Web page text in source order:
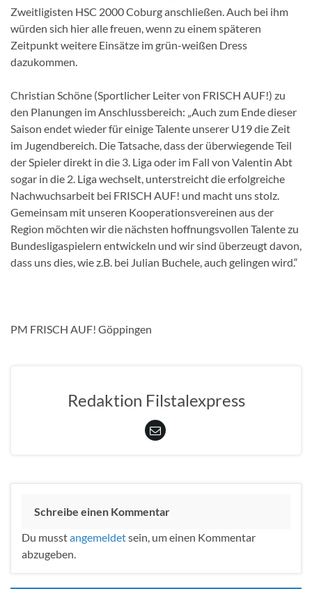
Zweitligisten HSC 2000 Coburg anschließen. Auch bei ihm
würden sich hier alle freuen, wenn zu einem späteren
Zeitpunkt weitere Einsätze im grün-weißen Dress
dazukommen.
Christian Schöne (Sportlicher Leiter von FRISCH AUF!) zu
den Planungen im Anschlussbereich: „Auch zum Ende dieser
Saison endet wieder für einige Talente unserer U19 die Zeit
im Jugendbereich. Die Tatsache, dass der überwiegende Teil
der Spieler direkt in die 3. Liga oder im Fall von Valentin Abt
sogar in die 2. Liga wechselt, unterstreicht die erfolgreiche
Nachwuchsarbeit bei FRISCH AUF! und macht uns stolz.
Gemeinsam mit unseren Kooperationsvereinen aus der
Region möchten wir die nächsten hoffnungsvollen Talente zu
Bundesligaspielern entwickeln und wir sind überzeugt davon,
dass uns dies, wie z.B. bei Julian Buchele, auch gelingen wird.“
PM FRISCH AUF! Göppingen
Redaktion Filstalexpress
Schreibe einen Kommentar
Du musstangemeldetsein, um einen Kommentar
abzugeben.